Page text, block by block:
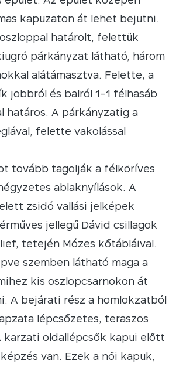
kapuzaton át lehet bejutni.
határolt, felettük
párkányzat látható, három
alátámasztva. Felette, a
jobbról és balról 1-1 félhasáb
határos. A párkányzatig a
felette vakolással
tovább tagolják a félköríves
ablaknyílások. A
zsidó vallási jelképek
jellegű Dávid csillagok
tetején Mózes kőtábláival.
szemben látható maga a
kis oszlopcsarnokon át
A bejárati rész a homlokzatból
lépcsőzetes, teraszos
karzati oldallépcsők kapui előtt
van. Ezek a női kapuk,